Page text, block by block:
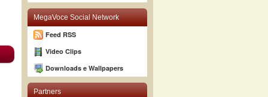
MegaVoce Social Network
Feed RSS
Video Clips
Downloads e Wallpapers
Partners